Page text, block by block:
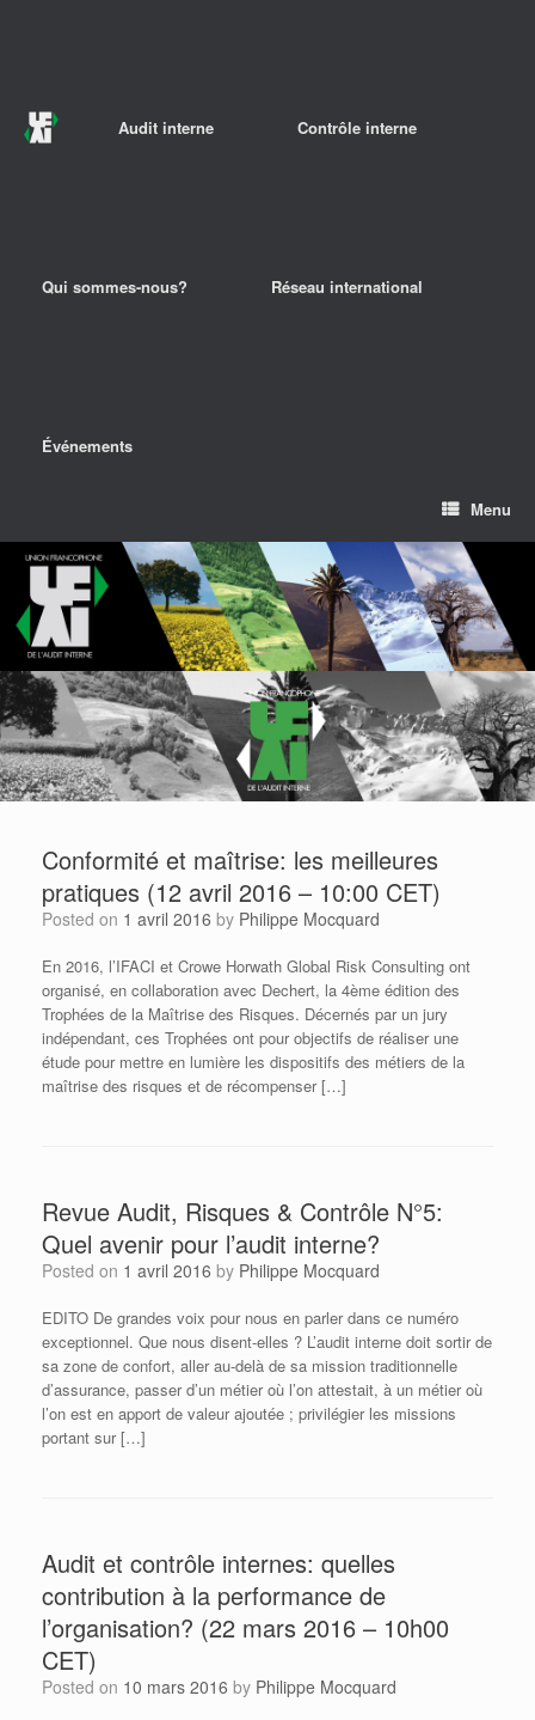
Audit interne Contrôle interne
Qui sommes-nous? Réseau international
Événements
Menu
Conformité et maîtrise: les meilleures
pratiques (12 avril 2016 – 10:00 CET)
Posted on 1 avril 2016 by Philippe Mocquard
En 2016, l’IFACI et Crowe Horwath Global Risk Consulting ont
organisé, en collaboration avec Dechert, la 4ème édition des
Trophées de la Maîtrise des Risques. Décernés par un jury
indépendant, ces Trophées ont pour objectifs de réaliser une
étude pour mettre en lumière les dispositifs des métiers de la
maîtrise des risques et de récompenser […]
Revue Audit, Risques & Contrôle N°5:
Quel avenir pour l’audit interne?
Posted on 1 avril 2016 by Philippe Mocquard
EDITO De grandes voix pour nous en parler dans ce numéro
exceptionnel. Que nous disent-elles ? L’audit interne doit sortir de
sa zone de confort, aller au-delà de sa mission traditionnelle
d’assurance, passer d’un métier où l’on attestait, à un métier où
l’on est en apport de valeur ajoutée ; privilégier les missions
portant sur […]
Audit et contrôle internes: quelles
contribution à la performance de
l’organisation? (22 mars 2016 – 10h00
CET)
Posted on 10 mars 2016 by Philippe Mocquard